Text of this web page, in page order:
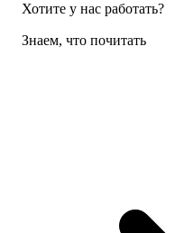
Хотите у нас работать?
Знаем, что почитать